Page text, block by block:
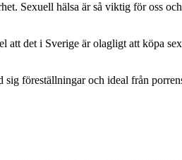
Sexuell hälsa är så viktig för oss
det i Sverige är olagligt att köpa
sig föreställningar och ideal från